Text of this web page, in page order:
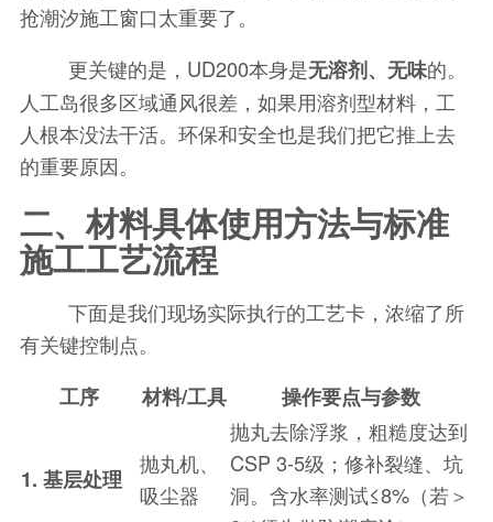
抢潮汐施工窗口太重要了。
更关键的是，UD200本身是无溶剂、无味的。
人工岛很多区域通风很差，如果用溶剂型材料，工
人根本没法干活。环保和安全也是我们把它推上去
的重要原因。
二、材料具体使用方法与标准
施工工艺流程
下面是我们现场实际执行的工艺卡，浓缩了所
有关键控制点。
工序
材料/工具 操作要点与参数
1. 基层处理
抛丸机、
吸尘器
抛丸去除浮浆，粗糙度达到
CSP 3-5级；修补裂缝、坑
洞。含水率测试≤8%（若＞